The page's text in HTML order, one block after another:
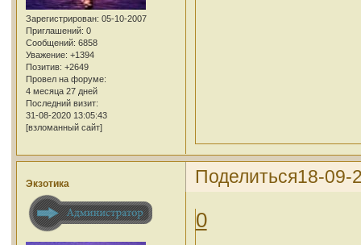
Зарегистрирован: 05-10-2007
Приглашений: 0
Сообщений: 6858
Уважение: +1394
Позитив: +2649
Провел на форуме:
4 месяца 27 дней
Последний визит:
31-08-2020 13:05:43
[взломанный сайт]
Поделиться18-09-
Экзотика
0